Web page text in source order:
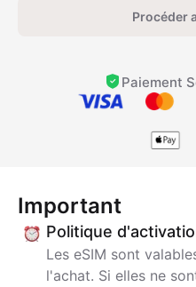
Procéder
Paiement
Important
Politique
Les eSIM sont
l'achat. Si elles ne